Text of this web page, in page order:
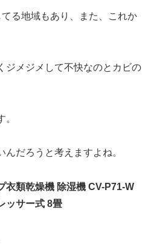
る地域もあり、また、これか
ジメジメして不快なのとカビの
だろうと考えますよね。
衣類乾燥機 除湿機 CV-P71-W
ッサー式 8畳